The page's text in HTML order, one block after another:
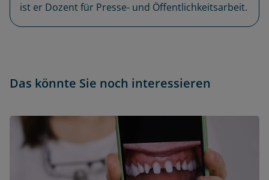
ist er Dozent für Presse- und Öffentlichkeitsarbeit.
Das könnte Sie noch interessieren